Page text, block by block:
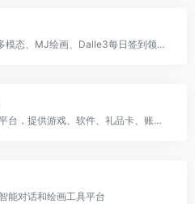
免费使用GPT，GPT4、多模态、MJ绘画、Dalle3每日签到领取免费额度可免费体验！
一个专业的数字商品交易平台，提供游戏、软件、礼品卡、账号、激活码等各种数字产品的购买和出售服务。
能对话和绘画工具平台